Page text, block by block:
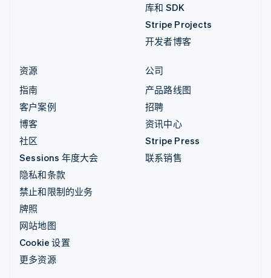
库和 SDK
Stripe Projects
开发者博客
资源
指南
客户案例
博客
社区
Sessions 年度大会
隐私和条款
禁止和限制的业务
牌照
网站地图
Cookie 设置
更多资源
公司
产品路线图
招聘
资讯中心
Stripe Press
联系销售